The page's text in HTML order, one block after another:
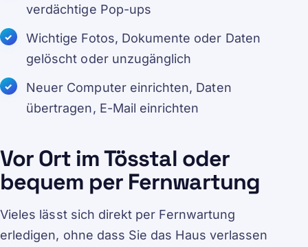
verdächtige Pop-ups
Wichtige Fotos, Dokumente oder Daten
gelöscht oder unzugänglich
Neuer Computer einrichten, Daten
übertragen, E-Mail einrichten
Vor Ort im Tösstal oder
bequem per Fernwartung
Vieles lässt sich direkt per Fernwartung
erledigen, ohne dass Sie das Haus verlassen